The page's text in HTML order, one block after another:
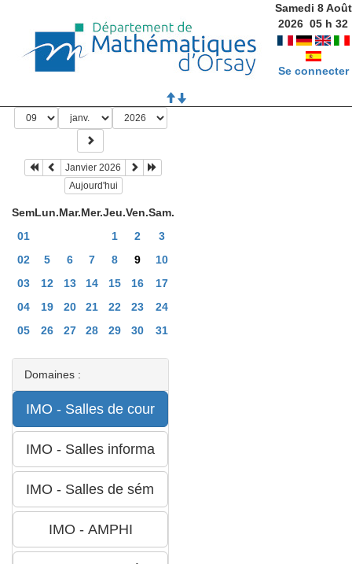
Samedi 8 Août
2026 05 h32
Se connecter
Janvier 2026
Aujourd'hui
SemLun.Mar.Mer.Jeu.Ven.Sam.
01
1 2
3
02
5 6 7 8 9
10
03
12 13 14 15 16
17
04
19 20 21 22 23
24
05
26 27 28 29 30 31
Domaines :